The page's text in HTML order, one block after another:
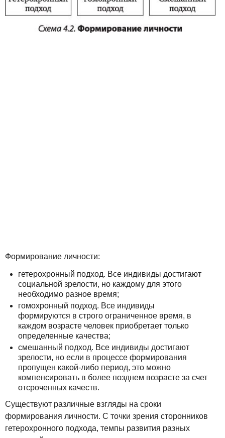
Формирование личности:
гетерохронный подход. Все индивиды достигают
социальной зрелости, но каждому для этого
необходимо разное время;
гомохронный подход. Все индивиды
формируются в строго ограниченное время, в
каждом возрасте человек приобретает только
определенные качества;
смешанный подход. Все индивиды достигают
зрелости, но если в процессе формирования
пропущен какой-либо период, это можно
компенсировать в более позднем возрасте за счет
отсроченных качеств.
Существуют различные взгляды на сроки
формирования личности. С точки зрения сторонников
гетерохронного подхода, темпы развития разных